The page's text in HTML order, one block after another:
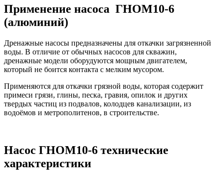
Применение насоса ГНОМ10-6
(алюминий)
Дренажные насосы предназначены для откачки загрязненной
воды. В отличие от обычных насосов для скважин,
дренажные модели оборудуются мощным двигателем,
который не боится контакта с мелким мусором.
Применяются для откачки грязной воды, которая содержит
примеси грязи, глины, песка, гравия, опилок и других
твердых частиц из подвалов, колодцев канализации, из
водоёмов и метрополитенов, в строительстве.
Насос ГНОМ10-6 технические
характеристики